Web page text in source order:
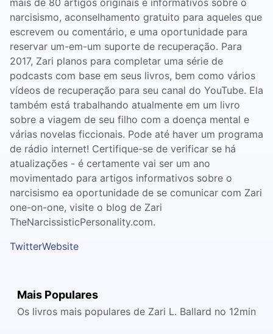
mais de 80 artigos originais e informativos sobre o
narcisismo, aconselhamento gratuito para aqueles que
escrevem ou comentário, e uma oportunidade para
reservar um-em-um suporte de recuperação. Para
2017, Zari planos para completar uma série de
podcasts com base em seus livros, bem como vários
vídeos de recuperação para seu canal do YouTube. Ela
também está trabalhando atualmente em um livro
sobre a viagem de seu filho com a doença mental e
várias novelas ficcionais. Pode até haver um programa
de rádio internet! Certifique-se de verificar se há
atualizações - é certamente vai ser um ano
movimentado para artigos informativos sobre o
narcisismo ea oportunidade de se comunicar com Zari
one-on-one, visite o blog de Zari
TheNarcissisticPersonality.com.
TwitterWebsite
Mais Populares
Os livros mais populares de Zari L. Ballard no 12min